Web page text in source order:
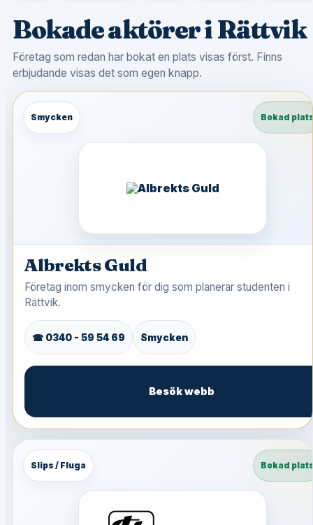
Bokade aktörer i Rättvik
Företag som redan har bokat en plats visas först. Finns
erbjudande visas det som egen knapp.
Smycken Bokad
Albrekts Guld
Företag inom smycken för dig som planerar studenten i
Rättvik.
☎ 0340 - 59 54 69 Smycken
Besök webb
Slips / Fluga Bokad